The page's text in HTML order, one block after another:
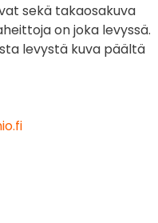
sekä takaosakuva
on joka levyssä.
levystä kuva päältä